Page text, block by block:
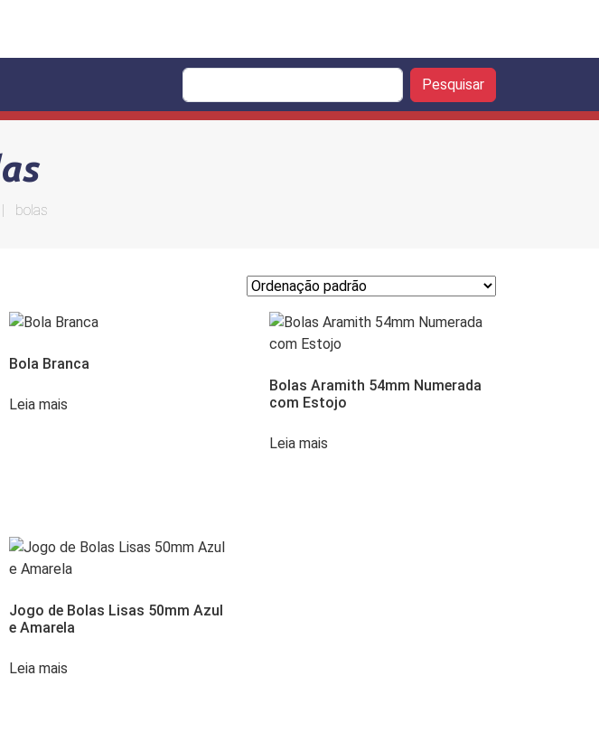
Pesquisar
Bola Branca
Leia mais
Bolas Aramith 54mm Numerada
com Estojo
Leia mais
Jogo de Bolas Lisas 50mm Azul
e Amarela
Leia mais